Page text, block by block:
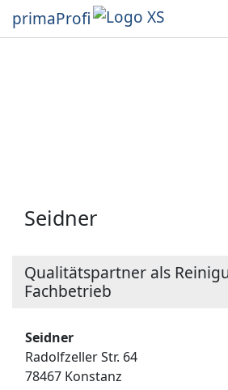
primaProfi
Seidner
Qualitätspartner als
Fachbetrieb
Seidner
Radolfzeller Str. 64
78467 Konstanz